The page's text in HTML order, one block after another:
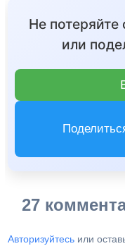
Не потеряйте
или
27
Авторизуйтесь или